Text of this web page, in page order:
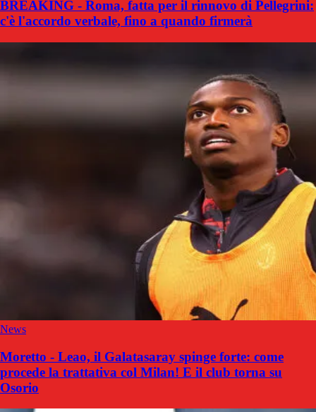
BREAKING - Roma, fatta per il rinnovo di Pellegrini:
c'è l'accordo verbale, fino a quando firmerà
News
Moretto - Leao, il Galatasaray spinge forte: come
procede la trattativa col Milan! E il club torna su
Osorio